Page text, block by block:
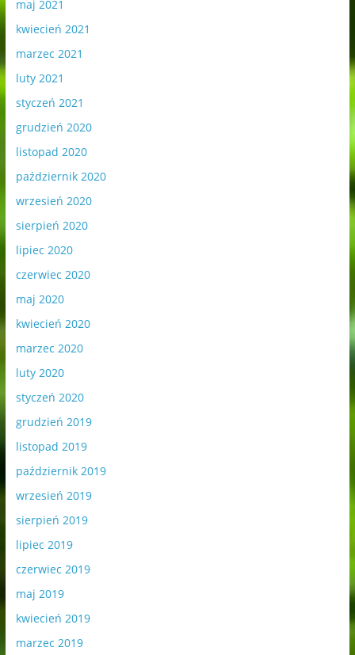
maj 2021
kwiecień 2021
marzec 2021
luty 2021
styczeń 2021
grudzień 2020
listopad 2020
październik 2020
wrzesień 2020
sierpień 2020
lipiec 2020
czerwiec 2020
maj 2020
kwiecień 2020
marzec 2020
luty 2020
styczeń 2020
grudzień 2019
listopad 2019
październik 2019
wrzesień 2019
sierpień 2019
lipiec 2019
czerwiec 2019
maj 2019
kwiecień 2019
marzec 2019